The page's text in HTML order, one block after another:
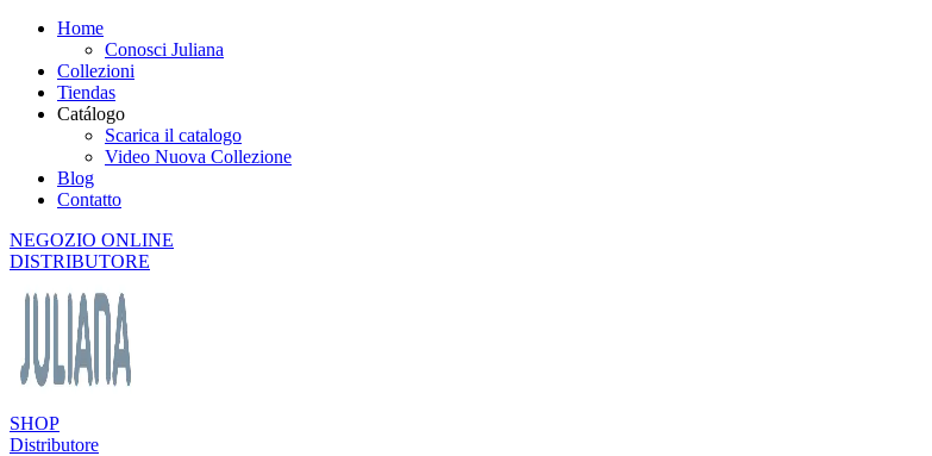
Home
Conosci Juliana
Collezioni
Tiendas
Catálogo
Scarica il catalogo
Video Nuova Collezione
Blog
Contatto
NEGOZIO ONLINE
DISTRIBUTORE
SHOP
Distributore